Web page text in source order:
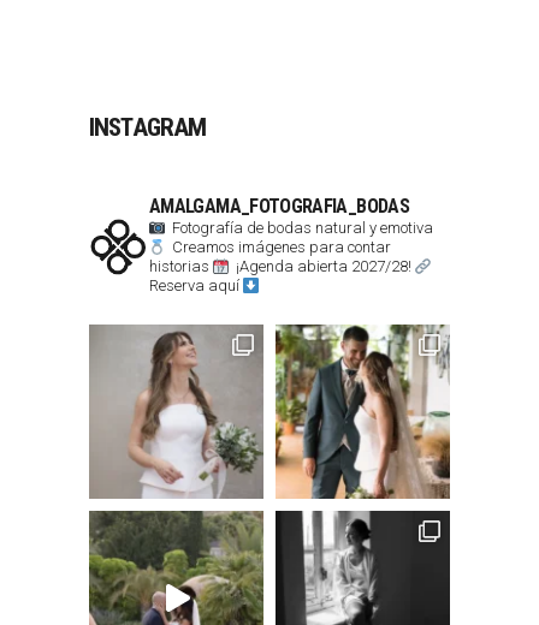
INSTAGRAM
AMALGAMA_FOTOGRAFIA_BODAS
Fotografía de bodas natural y emotiva
Creamos imágenes para contar
historias
¡Agenda abierta 2027/28!
Reserva aquí